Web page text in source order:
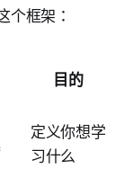
个框架：
目的
定义你想学
习什么